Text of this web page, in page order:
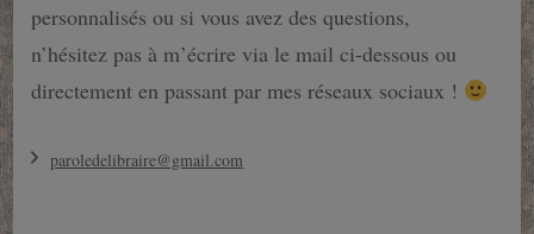
personnalisés ou si vous avez des questions,
n’hésitez pas à m’écrire via le mail ci-dessous ou
directement en passant par mes réseaux sociaux !
paroledelibraire@gmail.com